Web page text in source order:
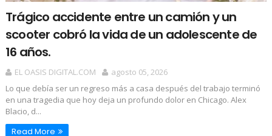
Trágico accidente entre un camión y un
scooter cobró la vida de un adolescente de
16 años.
EL OASIS DIGITAL.COM
agosto 05, 2026
Lo que debía ser un regreso más a casa después del trabajo terminó
en una tragedia que hoy deja un profundo dolor en Chicago. Alex
Blacio, d...
Read More